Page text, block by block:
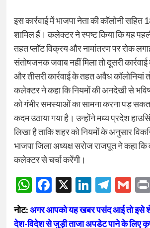
इस कार्रवाई में भाजपा नेता की कॉलोनी सहित
शामिल हैं। कलेक्टर ने स्पष्ट किया कि यह
तहत प्लॉट विक्रय और नामांतरण पर रोक
संतोषजनक जवाब नहीं मिला तो दूसरी कार्रवाई
और तीसरी कार्रवाई के तहत अवैध कॉलोनियां
कलेक्टर ने कहा कि नियमों की अनदेखी से
को गंभीर समस्याओं का सामना करना पड़
कदम उठाया गया है। उन्होंने मध्य प्रदेश
लिखा है ताकि शहर को नियमों के अनुसार
भाजपा जिला अध्यक्ष सरोज राजपूत ने कहा
कलेक्टर से चर्चा करेंगी।
WhatsApp
Facebook
X
नोट:अगर आपको यह खबर पसंद आई तो इसे
देश-विदेश से जुड़ी ताजा अपडेट पाने के लिए